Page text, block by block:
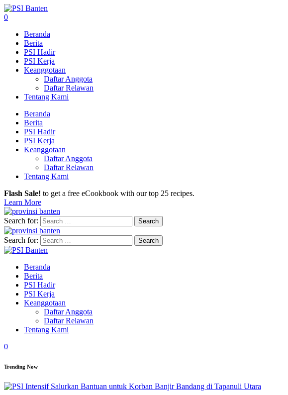
0
Beranda
Berita
PSI Hadir
PSI Kerja
Keanggotaan
Daftar Anggota
Daftar Relawan
Tentang Kami
Beranda
Berita
PSI Hadir
PSI Kerja
Keanggotaan
Daftar Anggota
Daftar Relawan
Tentang Kami
Flash Sale! to get a free eCookbook with our top 25 recipes.
Learn More
Search for:
Search for:
Beranda
Berita
PSI Hadir
PSI Kerja
Keanggotaan
Daftar Anggota
Daftar Relawan
Tentang Kami
0
Trending Now